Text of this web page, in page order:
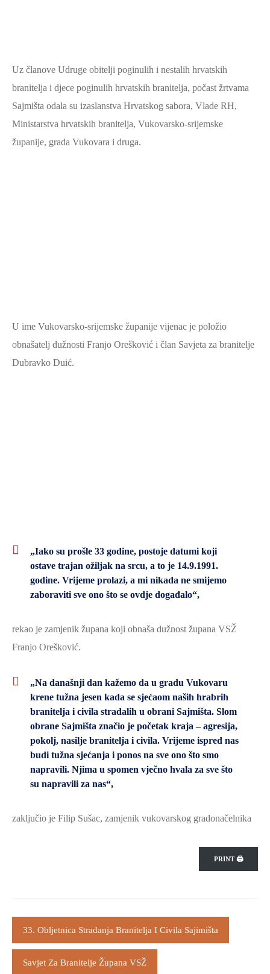
Uz članove Udruge obitelji poginulih i nestalih hrvatskih
branitelja i djece poginulih hrvatskih branitelja, počast žrtvama
Sajmišta odala su izaslanstva Hrvatskog sabora, Vlade RH,
Ministarstva hrvatskih branitelja, Vukovarsko-srijemske
županije, grada Vukovara i druga.
U ime Vukovarsko-srijemske županije vijenac je položio
obnašatelj dužnosti Franjo Orešković i član Savjeta za branitelje
Dubravko Duić.
„Iako su prošle 33 godine, postoje datumi koji
ostave trajan ožiljak na srcu, a to je 14.9.1991.
godine. Vrijeme prolazi, a mi nikada ne smijemo
zaboraviti sve ono što se ovdje događalo“,
rekao je zamjenik župana koji obnaša dužnost župana VSŽ
Franjo Orešković.
„Na današnji dan kažemo da u gradu Vukovaru
krene tužna jesen kada se sjećaom naših hrabrih
branitelja i civila stradalih u obrani Sajmišta. Slom
obrane Sajmišta značio je početak kraja – agresija,
pokolj, nasilje branitelja i civila. Vrijeme ispred nas
budi tužna sjećanja i ponos na sve ono što smo
napravili. Njima u spomen vječno hvala za sve što
su napravili za nas“,
zaključio je Filip Sušac, zamjenik vukovarskog gradonačelnika
PRINT 🖨
33. Obljetnica Stradanja Branitelja I Civila Sajimišta
Savjet Za Branitelje Župana VSŽ